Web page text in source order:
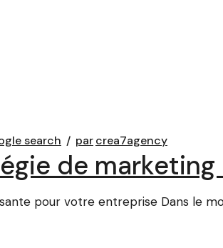
search parcrea7agency
de marketing
pour votre entreprise Dans le